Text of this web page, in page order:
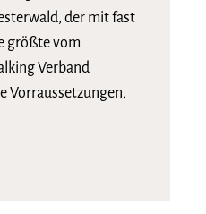
der mit fast
größte vom
Verband
Vorraussetzungen,